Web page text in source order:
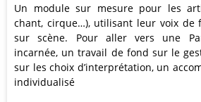
Un module sur mesure pour les
chant, cirque…), utilisant leur voix de
sur scène. Pour aller vers une
incarnée, un travail de fond sur le
sur les choix d’interprétation, un
individualisé